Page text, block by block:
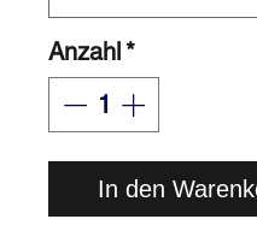
Anzahl*
In den